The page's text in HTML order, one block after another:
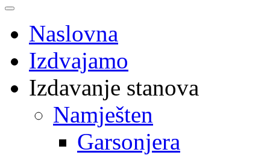
Naslovna
Izdvajamo
Izdavanje stanova
Namješten
Garsonjera